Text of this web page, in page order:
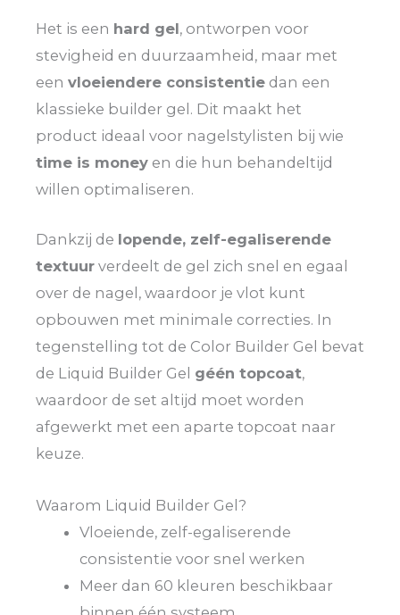
Het is een hard gel, ontworpen voor
stevigheid en duurzaamheid, maar met
een vloeiendere consistentie dan een
klassieke builder gel. Dit maakt het
product ideaal voor nagelstylisten bij wie
time is money en die hun behandeltijd
willen optimaliseren.
Dankzij de lopende, zelf-egaliserende
textuur verdeelt de gel zich snel en egaal
over de nagel, waardoor je vlot kunt
opbouwen met minimale correcties. In
tegenstelling tot de Color Builder Gel bevat
de Liquid Builder Gel géén topcoat,
waardoor de set altijd moet worden
afgewerkt met een aparte topcoat naar
keuze.
Waarom Liquid Builder Gel?
Vloeiende, zelf-egaliserende
consistentie voor snel werken
Meer dan 60 kleuren beschikbaar